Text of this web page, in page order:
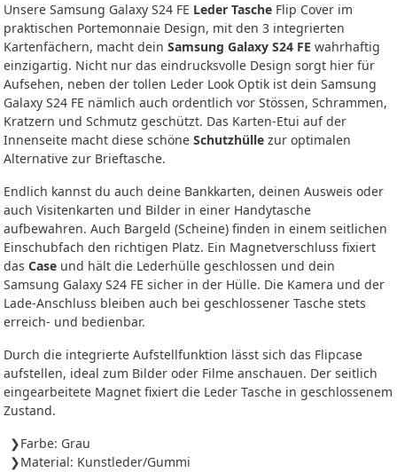
Unsere Samsung Galaxy S24 FE Leder Tasche Flip Cover im
praktischen Portemonnaie Design, mit den 3 integrierten
Kartenfächern, macht dein Samsung Galaxy S24 FE wahrhaftig
einzigartig. Nicht nur das eindrucksvolle Design sorgt hier für
Aufsehen, neben der tollen Leder Look Optik ist dein Samsung
Galaxy S24 FE nämlich auch ordentlich vor Stössen, Schrammen,
Kratzern und Schmutz geschützt. Das Karten-Etui auf der
Innenseite macht diese schöne Schutzhülle zur optimalen
Alternative zur Brieftasche.
Endlich kannst du auch deine Bankkarten, deinen Ausweis oder
auch Visitenkarten und Bilder in einer Handytasche
aufbewahren. Auch Bargeld (Scheine) finden in einem seitlichen
Einschubfach den richtigen Platz. Ein Magnetverschluss fixiert
das Case und hält die Lederhülle geschlossen und dein
Samsung Galaxy S24 FE sicher in der Hülle. Die Kamera und der
Lade-Anschluss bleiben auch bei geschlossener Tasche stets
erreich- und bedienbar.
Durch die integrierte Aufstellfunktion lässt sich das Flipcase
aufstellen, ideal zum Bilder oder Filme anschauen. Der seitlich
eingearbeitete Magnet fixiert die Leder Tasche in geschlossenem
Zustand.
Farbe: Grau
Material: Kunstleder/Gummi